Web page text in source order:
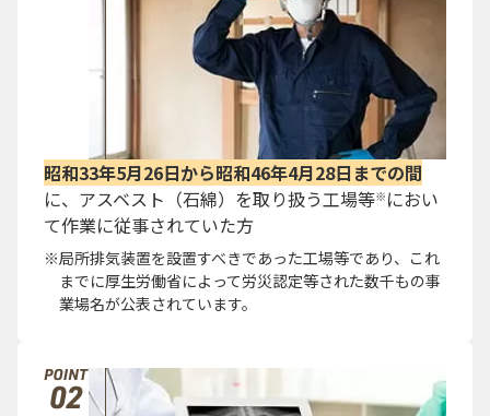
昭和33年5月26日から昭和46年4月28日までの間
に、アスベスト（石綿）を取り扱う工場等※ におい
て作業に従事されていた方
局所排気装置を設置すべきであった工場等であり、これ
までに厚生労働省によって労災認定等された数千もの事
業場名が公表されています。